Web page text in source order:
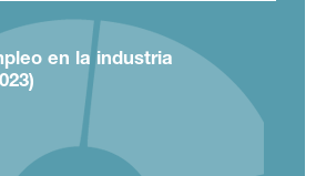
en la industria